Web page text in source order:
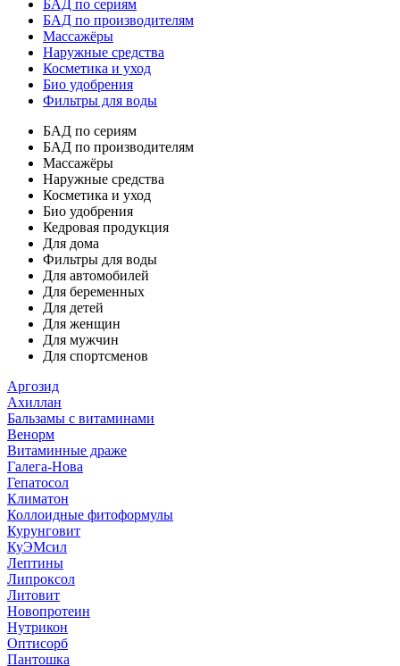
БАД по сериям
БАД по производителям
Массажёры
Наружные средства
Косметика и уход
Био удобрения
Фильтры для воды
БАД по сериям
БАД по производителям
Массажёры
Наружные средства
Косметика и уход
Био удобрения
Кедровая продукция
Для дома
Фильтры для воды
Для автомобилей
Для беременных
Для детей
Для женщин
Для мужчин
Для спортсменов
Аргозид
Ахиллан
Бальзамы с витаминами
Венорм
Витаминные драже
Галега-Нова
Гепатосол
Климатон
Коллоидные фитоформулы
Курунговит
КуЭМсил
Лептины
Липроксол
Литовит
Новопротеин
Нутрикон
Оптисорб
Пантошка